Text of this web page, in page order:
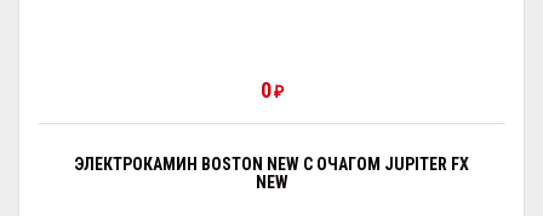
0₽
ЭЛЕКТРОКАМИН BOSTON NEW С ОЧАГОМ JUPITER FX
NEW